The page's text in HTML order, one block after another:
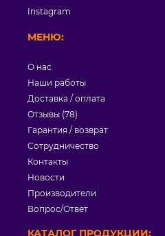
МЕНЮ:
О нас
Наши работы
Доставка / оплата
Отзывы (78)
Гарантия / возврат
Сотрудничество
Контакты
Новости
Производители
Вопрос/Ответ
КАТАЛОГ ПРОДУКЦИИ:
Instagram